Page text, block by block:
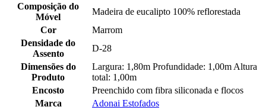
Composição do
Móvel
Madeira de eucalipto 100% reflorestada
Cor
Marrom
Densidade do
Assento
D-28
Dimensões do
Produto
Largura: 1,80m Profundidade: 1,00m Altura
total: 1,00m
Encosto
Preenchido com fibra siliconada e flocos
Marca
Adonai Estofados